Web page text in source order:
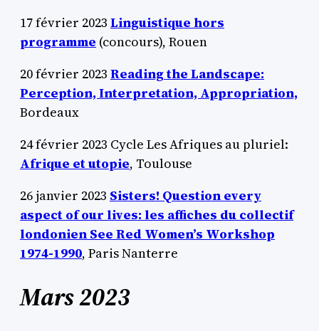
17 février 2023 Linguistique hors
programme (concours), Rouen
20 février 2023 Reading the Landscape:
Perception, Interpretation, Appropriation,
Bordeaux
24 février 2023 Cycle Les Afriques au pluriel:
Afrique et utopie, Toulouse
26 janvier 2023 Sisters! Question every
aspect of our lives: les affiches du collectif
londonien See Red Women’s Workshop
1974-1990, Paris Nanterre
Mars 2023